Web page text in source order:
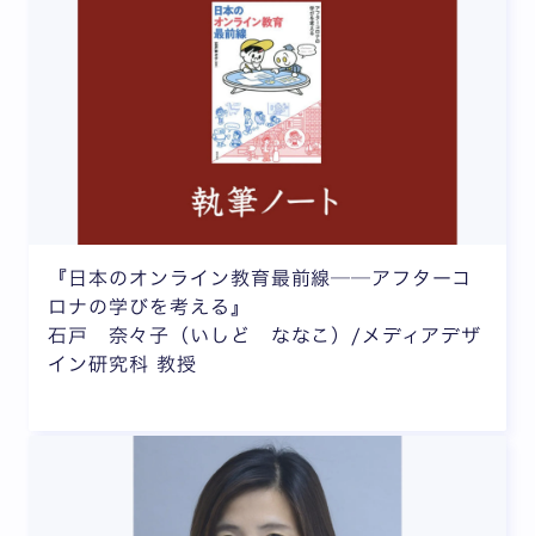
『日本のオンライン教育最前線──アフターコ
ロナの学びを考える』
石戸 奈々子（いしど ななこ）/メディアデザ
イン研究科 教授